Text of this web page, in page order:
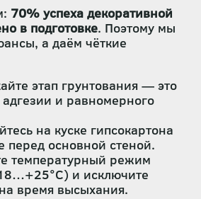
70% успеха декоративной
в подготовке. Поэтому мы
а даём чёткие
этап грунтования — это
и равномерного
на куске гипсокартона
перед основной стеной.
температурный режим
и исключите
время высыхания.